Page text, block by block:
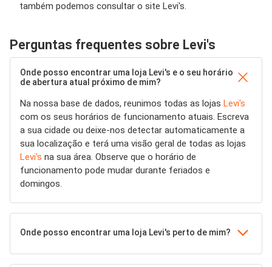
também podemos consultar o site Levi's.
Perguntas frequentes sobre Levi's
Onde posso encontrar uma loja Levi's e o seu horário
de abertura atual próximo de mim?
Na nossa base de dados, reunimos todas as lojas Levi's
com os seus horários de funcionamento atuais. Escreva
a sua cidade ou deixe-nos detectar automaticamente a
sua localização e terá uma visão geral de todas as lojas
Levi's na sua área. Observe que o horário de
funcionamento pode mudar durante feriados e
domingos.
Onde posso encontrar uma loja Levi's perto de mim?